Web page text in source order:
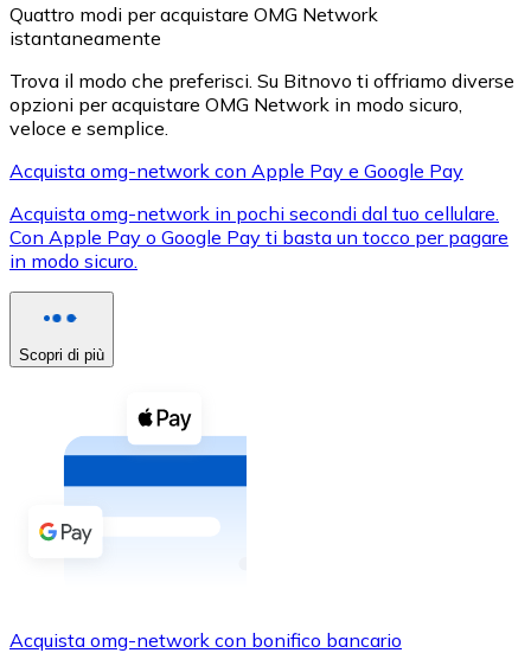
XRP
Acquista criptovalute in contanti e altri mezzi di
Bonifico SEPA
Aggiungi fondi al tuo conto Bitnovo o fai acquisti
Carta di credito / debito
Quattro modi per acquistare OMG Network
istantaneamente
Trova il modo che preferisci. Su Bitnovo ti offriamo diverse
opzioni per acquistare OMG Network in modo sicuro,
veloce e semplice.
Acquista omg-network con Apple Pay e Google Pay
Acquista omg-network in pochi secondi dal tuo cellulare.
Con Apple Pay o Google Pay ti basta un tocco per pagare
in modo sicuro.
Scopri di più
Acquista omg-network con bonifico bancario